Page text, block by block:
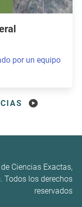
por un equipo
Ciencias Exactas,
Todos los derechos
reservados